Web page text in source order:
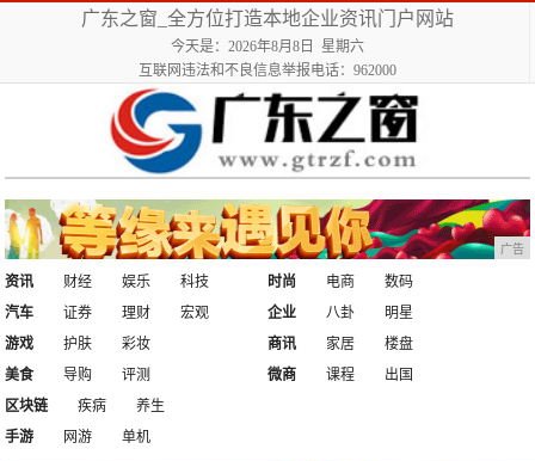
广东之窗_全方位打造本地企业资讯门户网站
今天是：2026年8月8日 星期六
互联网违法和不良信息举报电话：962000
广告
资讯 财经 娱乐
科技
汽车
证券 理财 宏观
时尚 电商
数码
企业
八卦
明星
游戏
护肤
彩妆
美食
导购 评测
商讯 家居
楼盘
微商
课程
出国
区块链
疾病
养生
手游
网游 单机